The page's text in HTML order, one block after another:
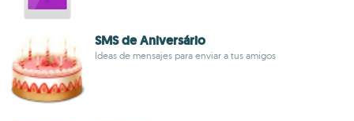
SMS de Aniversário
Ideas de mensajes para enviar a tus amigos